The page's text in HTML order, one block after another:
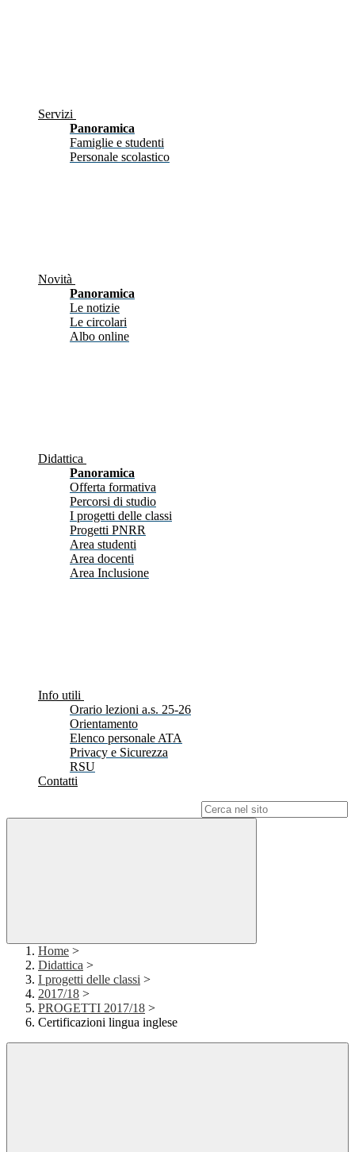
Servizi
Panoramica
Famiglie e studenti
Personale scolastico
Novità
Panoramica
Le notizie
Le circolari
Albo online
Didattica
Panoramica
Offerta formativa
Percorsi di studio
I progetti delle classi
Progetti PNRR
Area studenti
Area docenti
Area Inclusione
Info utili
Orario lezioni a.s. 25-26
Orientamento
Elenco personale ATA
Privacy e Sicurezza
RSU
Contatti
Home >
Didattica >
I progetti delle classi >
2017/18 >
PROGETTI 2017/18 >
Certificazioni lingua inglese